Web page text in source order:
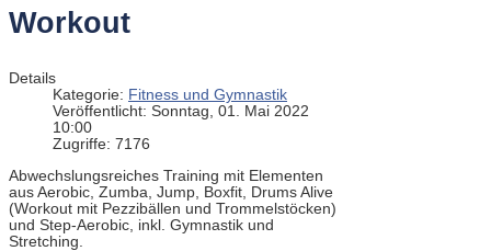
Workout
Details
Kategorie: Fitness und Gymnastik
Veröffentlicht: Sonntag, 01. Mai 2022
10:00
Zugriffe: 7176
Abwechslungsreiches Training mit Elementen
aus Aerobic, Zumba, Jump, Boxfit, Drums Alive
(Workout mit Pezzibällen und Trommelstöcken)
und Step-Aerobic, inkl. Gymnastik und
Stretching.